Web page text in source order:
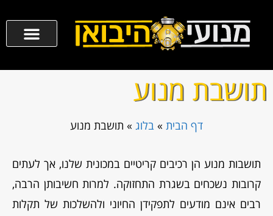
תושבת מנוע
דף הבית » בלוג » תושבת מנוע
תושבות מנוע הן רכיבים קריטיים במכונית שלנו, אך לעתים
קרובות נשכחים בשגרת התחזוקה. למרות חשיבותן הרבה,
רבים אינם מודעים לתפקידן החיוני ולהשלכות של תקלות